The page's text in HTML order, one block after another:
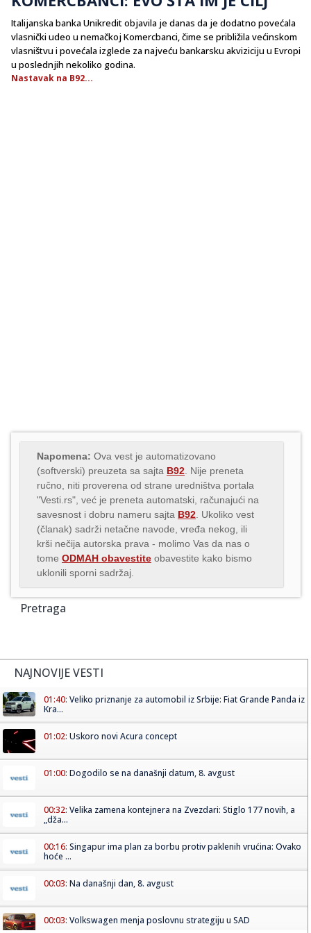
Italijanska banka Unikredit objavila je danas da je dodatno povećala
vlasnički udeo u nemačkoj Komercbanci, čime se približila većinskom
vlasništvu i povećala izglede za najveću bankarsku akviziciju u Evropi
u poslednjih nekoliko godina.
Nastavak na B92...
Napomena: Ova vest je automatizovano
(softverski) preuzeta sa sajta B92 . Nije preneta
ručno, niti proverena od strane uredništva portala
"Vesti.rs", već je preneta automatski, računajući na
savesnost i dobru nameru sajta B92 . Ukoliko vest
(članak) sadrži netačne navode, vređa nekog, ili
krši nečija autorska prava - molimo Vas da nas o
tome ODMAH obavestite obavestite kako bismo
uklonili sporni sadržaj.
Pretraga
NAJNOVIJE VESTI
01:40: Veliko priznanje za automobil iz Srbije: Fiat Grande Panda iz
Kra...
01:02: Uskoro novi Acura concept
01:00: Dogodilo se na današnji datum, 8. avgust
00:32: Velika zamena kontejnera na Zvezdari: Stiglo 177 novih, a
„dža...
00:16: Singapur ima plan za borbu protiv paklenih vrućina: Ovako
hoće ...
00:03: Na današnji dan, 8. avgust
00:03: Volkswagen menja poslovnu strategiju u SAD